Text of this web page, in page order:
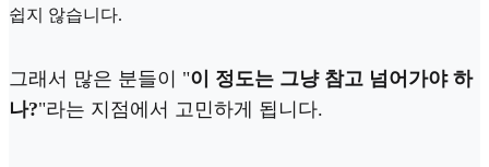
쉽지 않습니다.
그래서 많은 분들이 "이 정도는 그냥 참고 넘어가야 하
나?"라는 지점에서 고민하게 됩니다.